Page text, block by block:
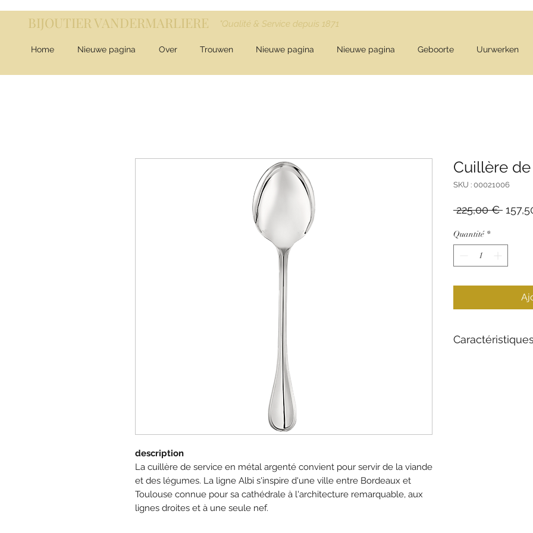
BIJOUTIER VANDERMARLIERE "Qualité & Service depuis 1871
Home Nieuwe pagina Over Trouwen Nieuwe pagina Nieuwe pagina Geboorte Uurwerken
description
La cuillère de service en métal argenté convient pour servir de la viande
et des légumes. La ligne Albi s'inspire d'une ville entre Bordeaux et
Toulouse connue pour sa cathédrale à l'architecture remarquable, aux
lignes droites et à une seule nef.
Cuillère
SKU : 00021006
225,00 € Prix
Quantité *
Caractéristiques